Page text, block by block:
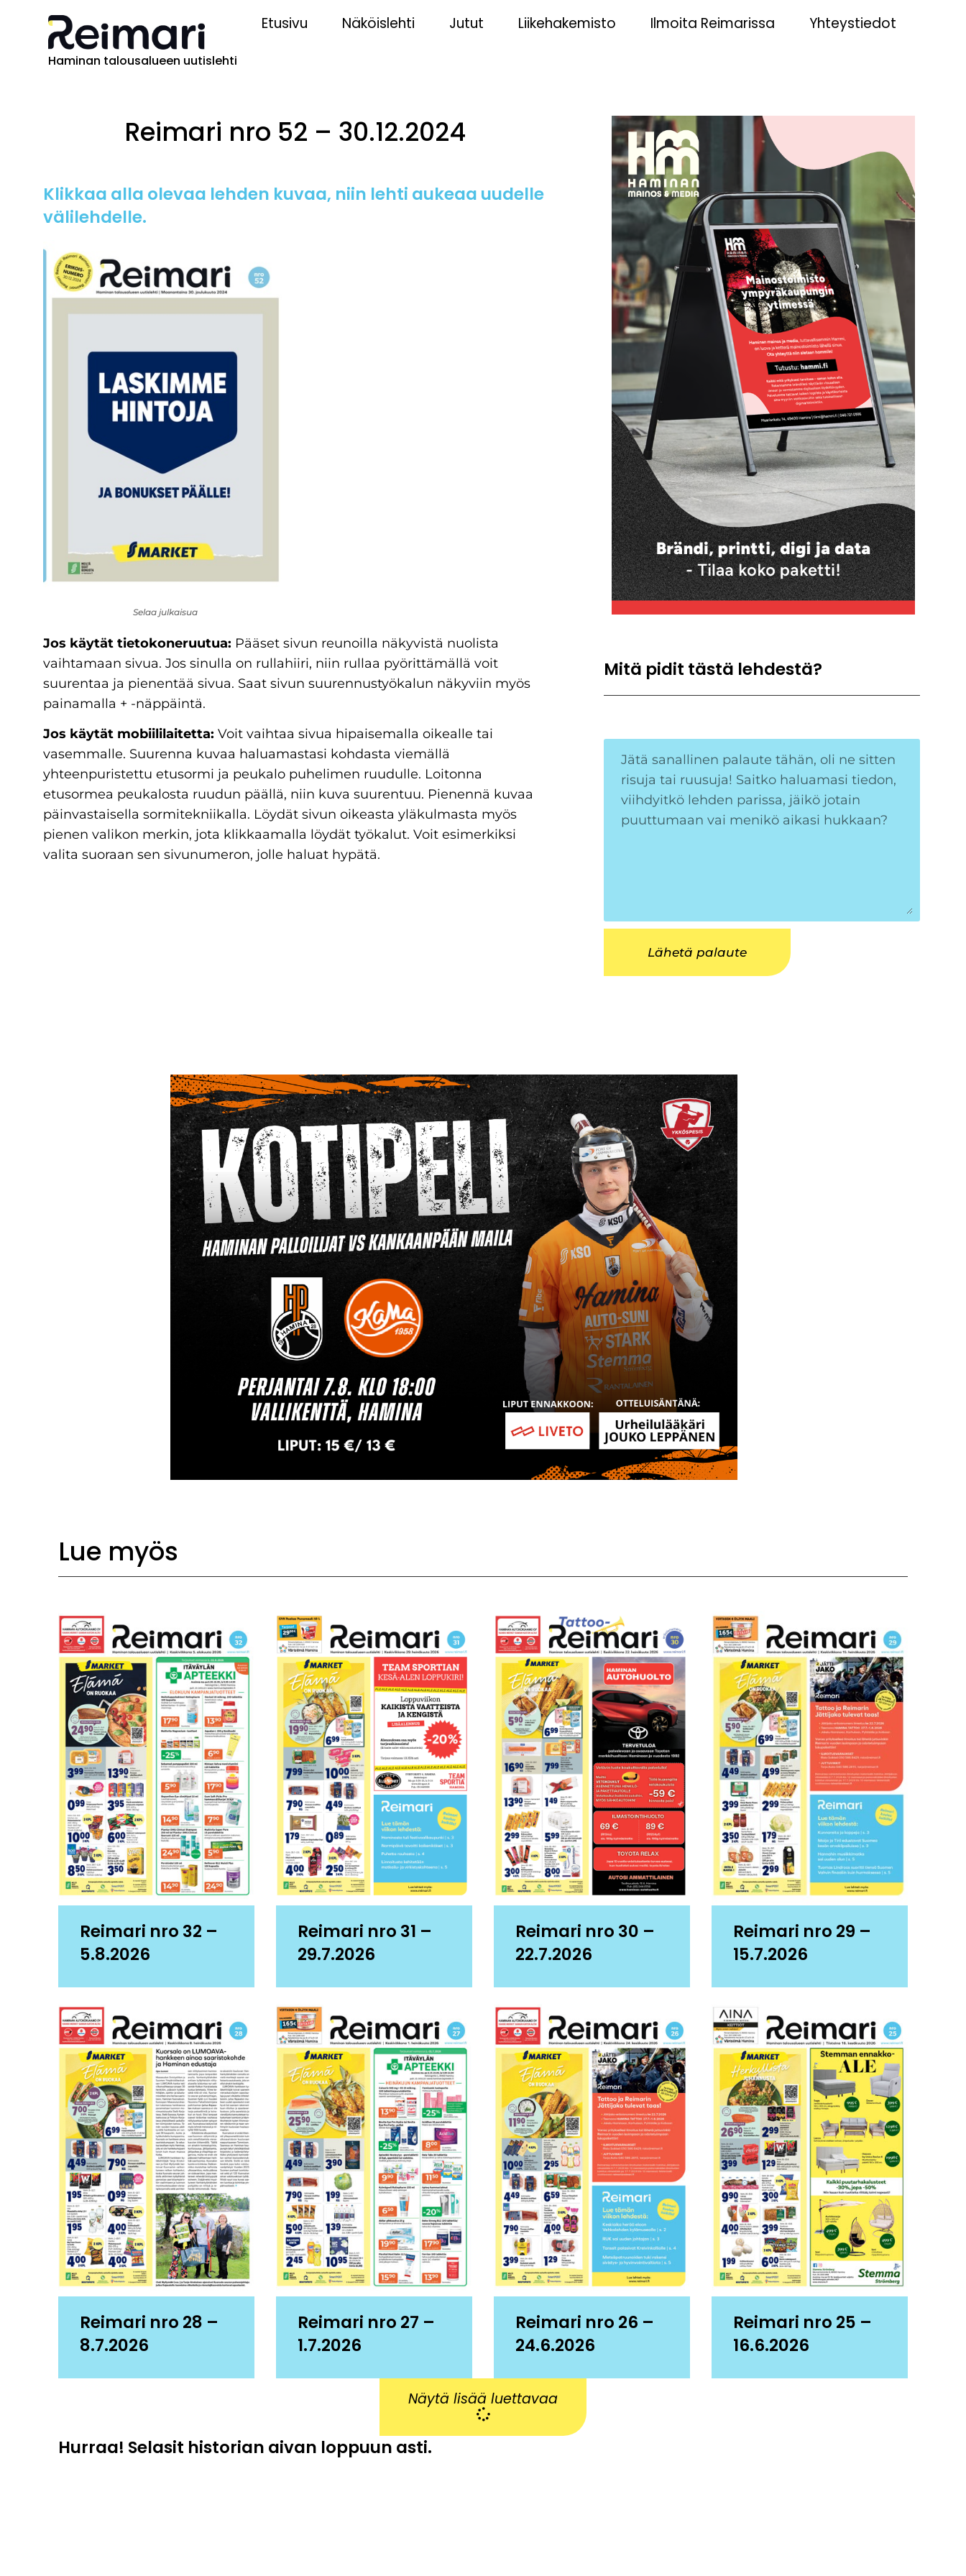
Haminan talousalueen uutislehti
Etusivu Näköislehti Jutut Liikehakemisto Ilmoita Reimarissa Yhteystiedot
Reimari nro 52 – 30.12.2024
Klikkaa alla olevaa lehden kuvaa, niin lehti aukeaa uudelle
välilehdelle.
Selaa julkaisua
Jos käytät tietokoneruutua: Pääset sivun reunoilla näkyvistä nuolista
vaihtamaan sivua. Jos sinulla on rullahiiri, niin rullaa pyörittämällä voit
suurentaa ja pienentää sivua. Saat sivun suurennustyökalun näkyviin myös
painamalla + -näppäintä.
Jos käytät mobiililaitetta: Voit vaihtaa sivua hipaisemalla oikealle tai
vasemmalle. Suurenna kuvaa haluamastasi kohdasta viemällä
yhteenpuristettu etusormi ja peukalo puhelimen ruudulle. Loitonna
etusormea peukalosta ruudun päällä, niin kuva suurentuu. Pienennä kuvaa
päinvastaisella sormitekniikalla. Löydät sivun oikeasta yläkulmasta myös
pienen valikon merkin, jota klikkaamalla löydät työkalut. Voit esimerkiksi
valita suoraan sen sivunumeron, jolle haluat hypätä.
Mitä pidit tästä lehdestä?
Lähetä palaute
Lue myös
Reimari nro 32 –
5.8.2026
Reimari nro 31 –
29.7.2026
Reimari nro 30 –
22.7.2026
Reimari nro 29 –
15.7.2026
Reimari nro 28 –
8.7.2026
Reimari nro 27 –
1.7.2026
Reimari nro 26 –
24.6.2026
Reimari nro 25 –
16.6.2026
Näytä lisää luettavaa
Hurraa! Selasit historian aivan loppuun asti.